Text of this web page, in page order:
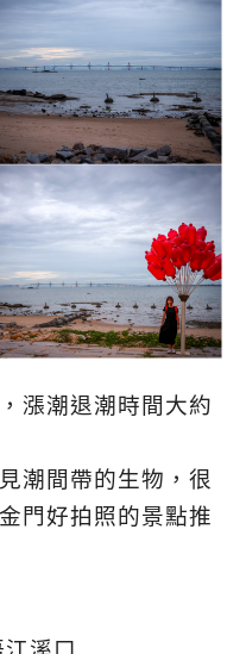
漲潮退潮時間大約
潮間帶的生物，很
門好拍照的景點推